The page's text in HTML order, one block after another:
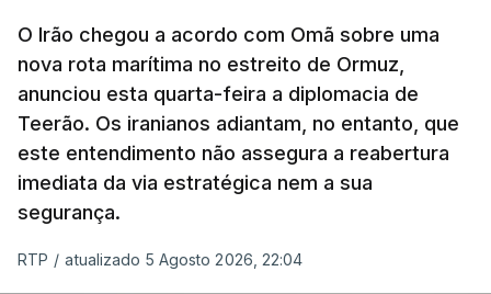
para organizar a passagem no estreito entre o
Irão e o sultanato de Omã.
Este acordo preliminar prevê, segundo o Axios, que
todo o transporte marítimo que entre através do
estreito utilize uma rota a norte nas águas
iranianas, e que qualquer navio que saia siga uma
trajetória meridional nas águas controladas por
O Irão chegou a acordo com Omã sobre uma
nova rota marítima no estreito de Ormuz,
anunciou esta quarta-feira a diplomacia de
Teerão. Os iranianos adiantam, no entanto, que
este entendimento não assegura a reabertura
imediata da via estratégica nem a sua
segurança.
RTP / atualizado 5 Agosto 2026, 22:04